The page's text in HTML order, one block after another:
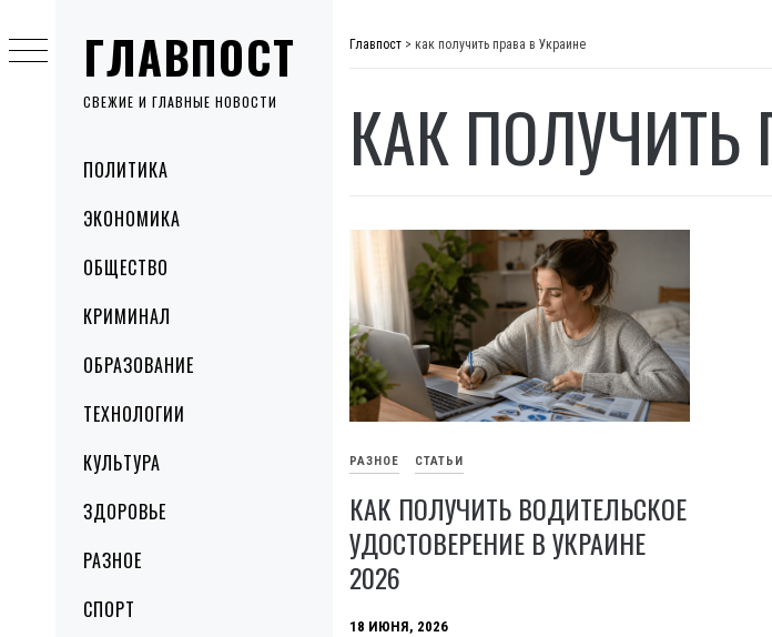
ГЛАВПОСТ
СВЕЖИЕ И ГЛАВНЫЕ НОВОСТИ
MenuПОЛИТИКА
ЭКОНОМИКА
ОБЩЕСТВО
КРИМИНАЛ
ОБРАЗОВАНИЕ
ТЕХНОЛОГИИ
КУЛЬТУРА
ЗДОРОВЬЕ
РАЗНОЕ
СПОРТ
to
content
Главпост > как получить права в Украине
КАК ПОЛУЧИТЬ
РАЗНОЕ СТАТЬИ
КАК ПОЛУЧИТЬ ВОДИТЕЛЬСКОЕ
УДОСТОВЕРЕНИЕ В УКРАИНЕ
2026
18 ИЮНЯ, 2026